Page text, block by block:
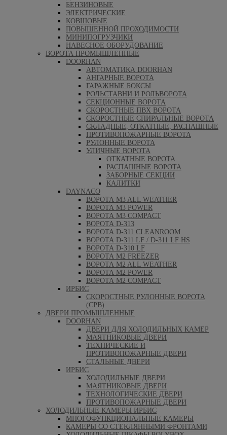
БЕНЗИНОВЫЕ
ЭЛЕКТРИЧЕСКИЕ
КОВШОВЫЕ
ПОВЫШЕННОЙ ПРОХОДИМОСТИ
МИНИПОГРУЗЧИКИ
НАВЕСНОЕ ОБОРУДОВАНИЕ
ВОРОТА ПРОМЫШЛЕННЫЕ
DOORHAN
АВТОМАТИКА DOORHAN
АНГАРНЫЕ ВОРОТА
ГАРАЖНЫЕ БОКСЫ
РОЛЬСТАВНИ И РОЛЬВОРОТА
СЕКЦИОННЫЕ ВОРОТА
СКОРОСТНЫЕ ПВХ ВОРОТА
СКОРОСТНЫЕ СПИРАЛЬНЫЕ ВОРОТА
СКЛАДНЫЕ, ОТКАТНЫЕ, РАСПАШНЫЕ
ПРОТИВОПОЖАРНЫЕ ВОРОТА
РУЛОННЫЕ ВОРОТА
УЛИЧНЫЕ ВОРОТА
ОТКАТНЫЕ ВОРОТА
РАСПАШНЫЕ ВОРОТА
ЗАБОРНЫЕ СЕКЦИИ
КАЛИТКИ
DAYNACO
ВОРОТА M3 ALL WEATHER
ВОРОТА M3 POWER
ВОРОТА M3 COMPACT
ВОРОТА D-313
ВОРОТА D-311 CLEANROOM
ВОРОТА D-311 LF / D-311 LF HS
ВОРОТА D-310 LF
ВОРОТА M2 FREEZER
ВОРОТА M2 ALL WEATHER
ВОРОТА M2 POWER
ВОРОТА M2 COMPACT
ИРБИС
СКОРОСТНЫЕ РУЛОННЫЕ ВОРОТА
(СРВ)
ДВЕРИ ПРОМЫШЛЕННЫЕ
DOORHAN
ДВЕРИ ДЛЯ ХОЛОДИЛЬНЫХ КАМЕР
МАЯТНИКОВЫЕ ДВЕРИ
ТЕХНИЧЕСКИЕ И
ПРОТИВОПОЖАРНЫЕ ДВЕРИ
СТАЛЬНЫЕ ДВЕРИ
ИРБИС
ХОЛОДИЛЬНЫЕ ДВЕРИ
МАЯТНИКОВЫЕ ДВЕРИ
ТЕХНОЛОГИЧЕСКИЕ ДВЕРИ
ПРОТИВОПОЖАРНЫЕ ДВЕРИ
ХОЛОДИЛЬНЫЕ КАМЕРЫ ИРБИС
МНОГОФУНКЦИОНАЛЬНЫЕ КАМЕРЫ
КАМЕРЫ СО СТЕКЛЯННЫМИ ФРОНТАМИ